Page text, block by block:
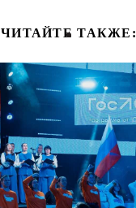
ЧИТАЙТЕ ТАКЖЕ: